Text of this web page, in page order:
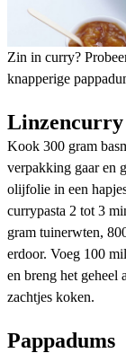
Zin in curry?
knapperige
Linzencurry
Kook 300 gram
verpakking gaar en
olijfolie in een
currypasta 2 tot 3
gram tuinerwten,
erdoor. Voeg 100
en breng het geheel
zachtjes koken.
Pappadums